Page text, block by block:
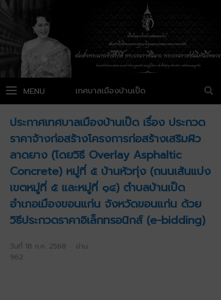
เทศบาลเมืองบ้านเป็ด
MENU
ประกาศเทศบาลเมืองบ้านเป็ด เรื่อง ประกวด
ราคาจ้างก่อสร้างโครงการก่อสร้างเสริมผิว
ลาดยาง (โดยวิธี Overlay Asphaltic
Concrete) หมู่ที่ ๕ บ้านหัวทุ่ง (ถนนเส้นแบ่ง
เขตหมู่ที่ ๕ และหมู่ที่ ๑๔) ตำบลบ้านเป็ด
อำเภอเมืองขอนแก่น จังหวัดขอนแก่น ด้วย
วิธีประกวดราคาอิเล็กทรอนิกส์ (e-bidding)
วันที่ 18 ก.ค. 2568 อ่าน
962